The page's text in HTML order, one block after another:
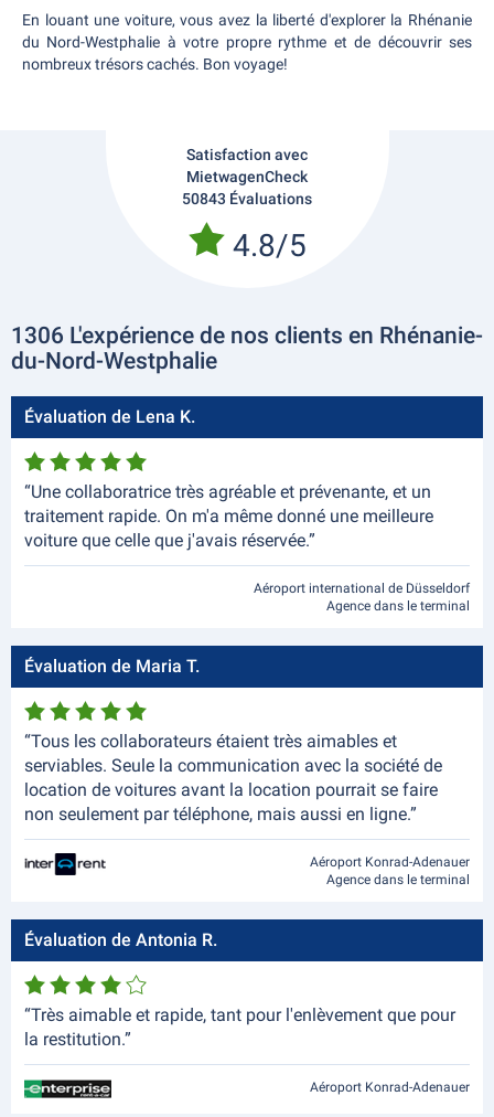
En louant une voiture, vous avez la liberté d'explorer la Rhénanie
du Nord-Westphalie à votre propre rythme et de découvrir ses
nombreux trésors cachés. Bon voyage!
Satisfaction avec
MietwagenCheck
50843 Évaluations
4.8/5
1306 L'expérience de nos clients en Rhénanie-
du-Nord-Westphalie
Évaluation de Lena K.
“Une collaboratrice très agréable et prévenante, et un
traitement rapide. On m'a même donné une meilleure
voiture que celle que j'avais réservée.”
Aéroport international de Düsseldorf
Agence dans le terminal
Évaluation de Maria T.
“Tous les collaborateurs étaient très aimables et
serviables. Seule la communication avec la société de
location de voitures avant la location pourrait se faire
non seulement par téléphone, mais aussi en ligne.”
Aéroport Konrad-Adenauer
Agence dans le terminal
Évaluation de Antonia R.
“Très aimable et rapide, tant pour l'enlèvement que pour
la restitution.”
Aéroport Konrad-Adenauer